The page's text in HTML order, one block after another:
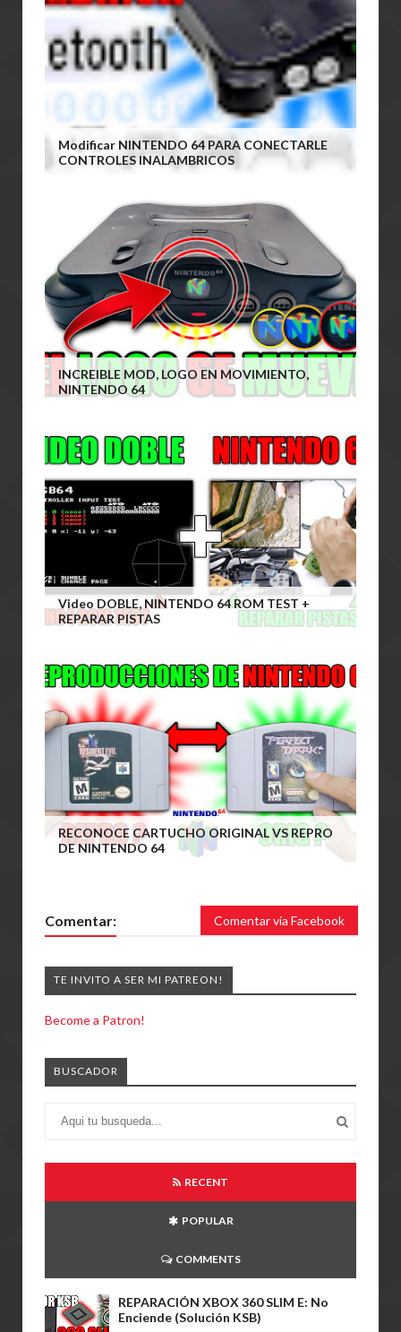
Modificar NINTENDO 64 PARA CONECTARLE
CONTROLES INALAMBRICOS
INCREIBLE MOD, LOGO EN MOVIMIENTO,
NINTENDO 64
Video DOBLE, NINTENDO 64 ROM TEST +
REPARAR PISTAS
RECONOCE CARTUCHO ORIGINAL VS REPRO
DE NINTENDO 64
Comentar: Comentar via Facebook
TE INVITO A SER MI PATREON!
Become a Patron!
BUSCADOR
RECENT
POPULAR
COMMENTS
REPARACIÓN XBOX 360 SLIM E: No
Enciende (Solución KSB)